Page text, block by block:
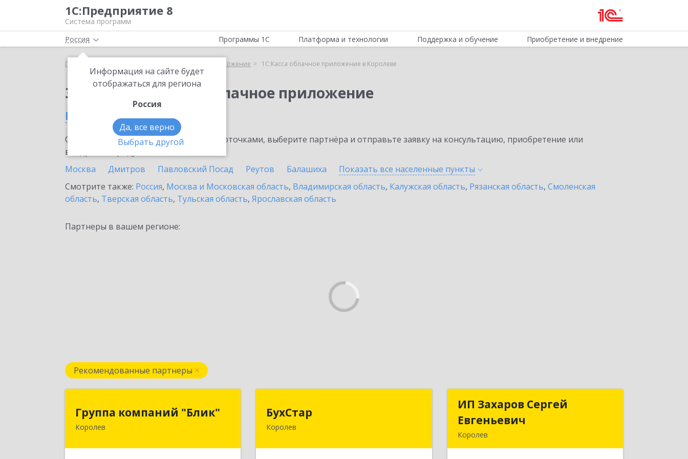
1С:Предприятие 8
Система программ
Россия
Информация на сайте будет
отображаться для региона
Россия
Да, все верно
Выбрать другой
Программы 1С Платформа и технологии Поддержка и обучение Приобретение и внедрение
Главная 1С:Касса облачное приложение 1С:Касса облачное приложение в Королеве
Заказать 1С:Касса облачное приложение
в Королеве
Ознакомьтесь с информационными карточками, выберите партнёра и отправьте заявку на консультацию, приобретение или
внедрение продукта.
Москва
Дмитров Павловский Посад Реутов Балашиха Показать все населенные пункты
Смотрите также: Россия, Москва и Московская область, Владимирская область, Калужская область, Рязанская область, Смоленская
область, Тверская область, Тульская область, Ярославская область
Партнеры в вашем регионе:
Рекомендованные партнеры
Группа компаний "Блик"
Королев
Группа компаний "Блик"
141077, Московская обл, Королев г,
БухСтар
Королев
141090, Московская обл, Королев г,
ИП Захаров Сергей
Евгеньевич
Королев
ИП Захаров Сергей